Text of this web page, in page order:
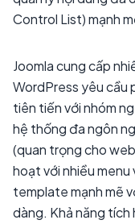
Control List) mạnh
Joomla cung cấp
WordPress yêu cầu
tiên tiến với nhóm
hệ thống đa ngôn
(quan trọng cho
hoạt với nhiều menu
template mạnh mẽ
dàng. Khả năng tích